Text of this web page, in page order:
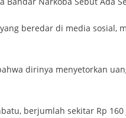
beredar di media sosial,
dirinya menyetorkan
berjumlah sekitar Rp